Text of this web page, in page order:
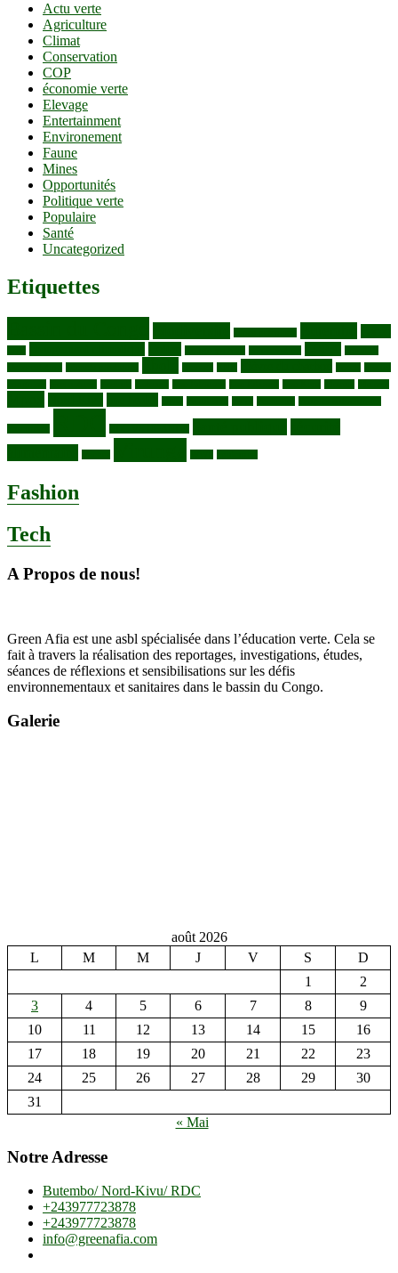
Actu verte
Agriculture
Climat
Conservation
COP
économie verte
Elevage
Entertainment
Environement
Faune
Mines
Opportunités
Politique verte
Populaire
Santé
Uncategorized
Etiquettes
Fashion
Tech
A Propos de nous!
Green Afia est une asbl spécialisée dans l’éducation verte. Cela se
fait à travers la réalisation des reportages, investigations, études,
séances de réflexions et sensibilisations sur les défis
environnementaux et sanitaires dans le bassin du Congo.
Galerie
août 2026
L
M M J V S
D
1
2
3
4 5 6 7 8
9
10
11 12 13 14 15
16
17
18 19 20 21 22
23
24
25 26 27 28 29
30
31
« Mai
Notre Adresse
Butembo/ Nord-Kivu/ RDC
+243977723878
+243977723878
info@greenafia.com